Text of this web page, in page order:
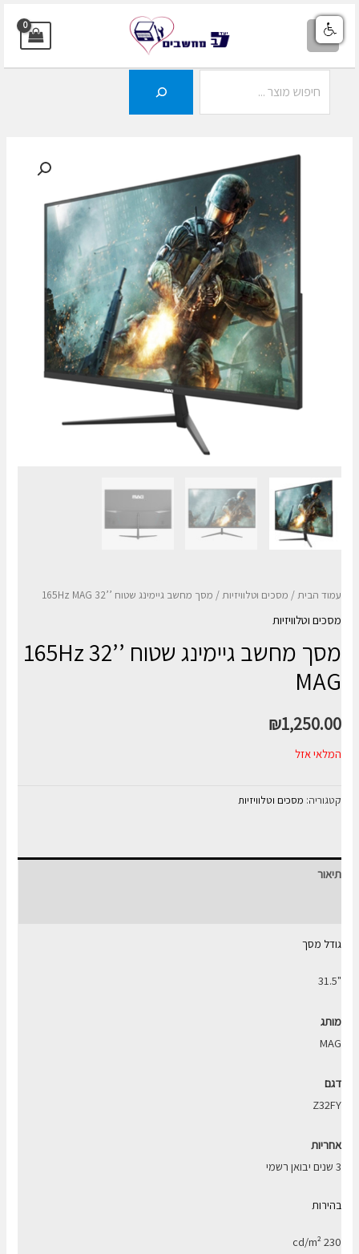
דילוג
לתוכן
MAIN
עמוד הבית/ מסכים וטלוויזיות/ מסך מחשב גיימינג שטוח ’’32 165Hz MAG
מסכים וטלוויזיות
מסך מחשב גיימינג שטוח ’’32 165Hz
MAG
₪1,250.00
המלאי אזל
קטגוריה: מסכים וטלוויזיות
תיאור
גודל מסך
"31.5
מותג
MAG
דגם
Z32FY
אחריות
3 שנים יבואן רשמי
בהירות
230 cd/m²